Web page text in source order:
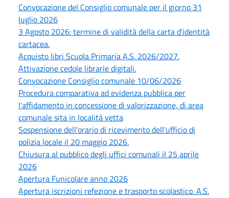
Convocazione del Consiglio comunale per il giorno 31
luglio 2026
3 Agosto 2026: termine di validità della carta d'identità
cartacea.
Acquisto libri Scuola Primaria A.S. 2026/2027.
Attivazione cedole librarie digitali.
Convocazione Consiglio comunale 10/06/2026
Procedura comparativa ad evidenza pubblica per
l'affidamento in concessione di valorizzazione, di area
comunale sita in località vetta
Sospensione dell'orario di ricevimento dell'ufficio di
polizia locale il 20 maggio 2026.
Chiusura al pubblico degli uffici comunali il 25 aprile
2026
Apertura Funicolare anno 2026
Apertura iscrizioni refezione e trasporto scolastico. A.S.